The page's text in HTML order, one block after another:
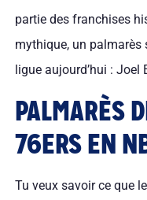
partie des franchises
mythique, un palmarès
ligue aujourd’hui : Joel
PALMARÈS
76ERS EN
Tu veux savoir ce que